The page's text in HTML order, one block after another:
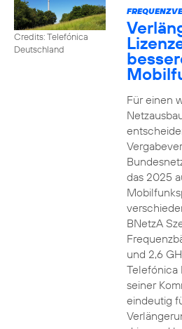
Credits: Telefónica
Deutschland
Für einen
das 2025
BNetzA
und 2,6
Telefónica
seiner
eindeutig